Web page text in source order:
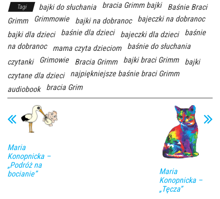
Tagi bajki do słuchania bracia Grimm bajki
Baśnie Braci
Grimm
Grimmowie bajki na dobranoc
bajeczki na dobranoc
bajki dla dzieci
baśnie dla dzieci bajeczki dla dzieci
baśnie
na dobranoc
mama czyta dzieciom
baśnie do słuchania
czytanki
Grimowie Bracia Grimm bajki braci Grimm
bajki
czytane dla dzieci
najpiękniejsze baśnie braci Grimm
audiobook
bracia Grim
Maria
Konopnicka –
„Podróż na
bocianie”
Maria
Konopnicka –
„Tęcza”